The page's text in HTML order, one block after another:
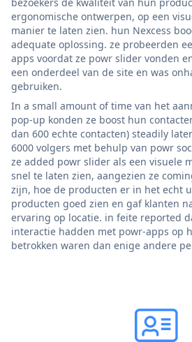
ergonomische ontwerpen, op een
manier te laten zien. hun Nexcess
adequate oplossing. ze probeerden
apps voordat ze powr slider vonden
een onderdeel van de site en was
gebruiken.
In a small amount of time van het
pop-up konden ze boost hun
dan 600 echte contacten) steadily
6000 volgers met behulp van powr
ze added powr slider als een visuele
snel te laten zien, aangezien ze
zijn, hoe de producten er in het echt
producten goed zien en gaf klanten
ervaring op locatie. in feite reported
interactie hadden met powr-apps op
betrokken waren dan enige andere